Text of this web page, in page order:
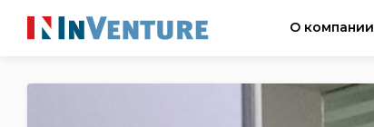
О компании